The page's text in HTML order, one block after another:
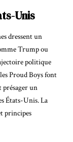
Unis
dressent un
Trump ou
politique
Proud Boys font
présager un
États-Unis. La
principes